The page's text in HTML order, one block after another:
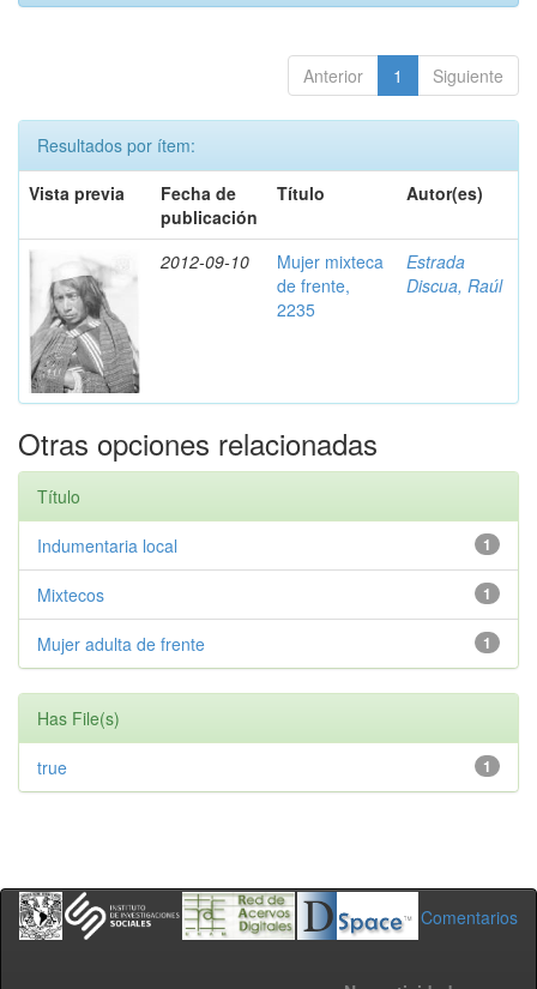
Anterior 1 Siguiente
Resultados por ítem:
Vista previa
Fecha de
publicación
Título Autor(es)
2012-09-10
Mujer mixteca
de frente,
2235
Estrada
Discua, Raúl
Otras opciones relacionadas
Título
1
Indumentaria local
1
Mixtecos
1
Mujer adulta de frente
Has File(s)
1
true
Comentarios